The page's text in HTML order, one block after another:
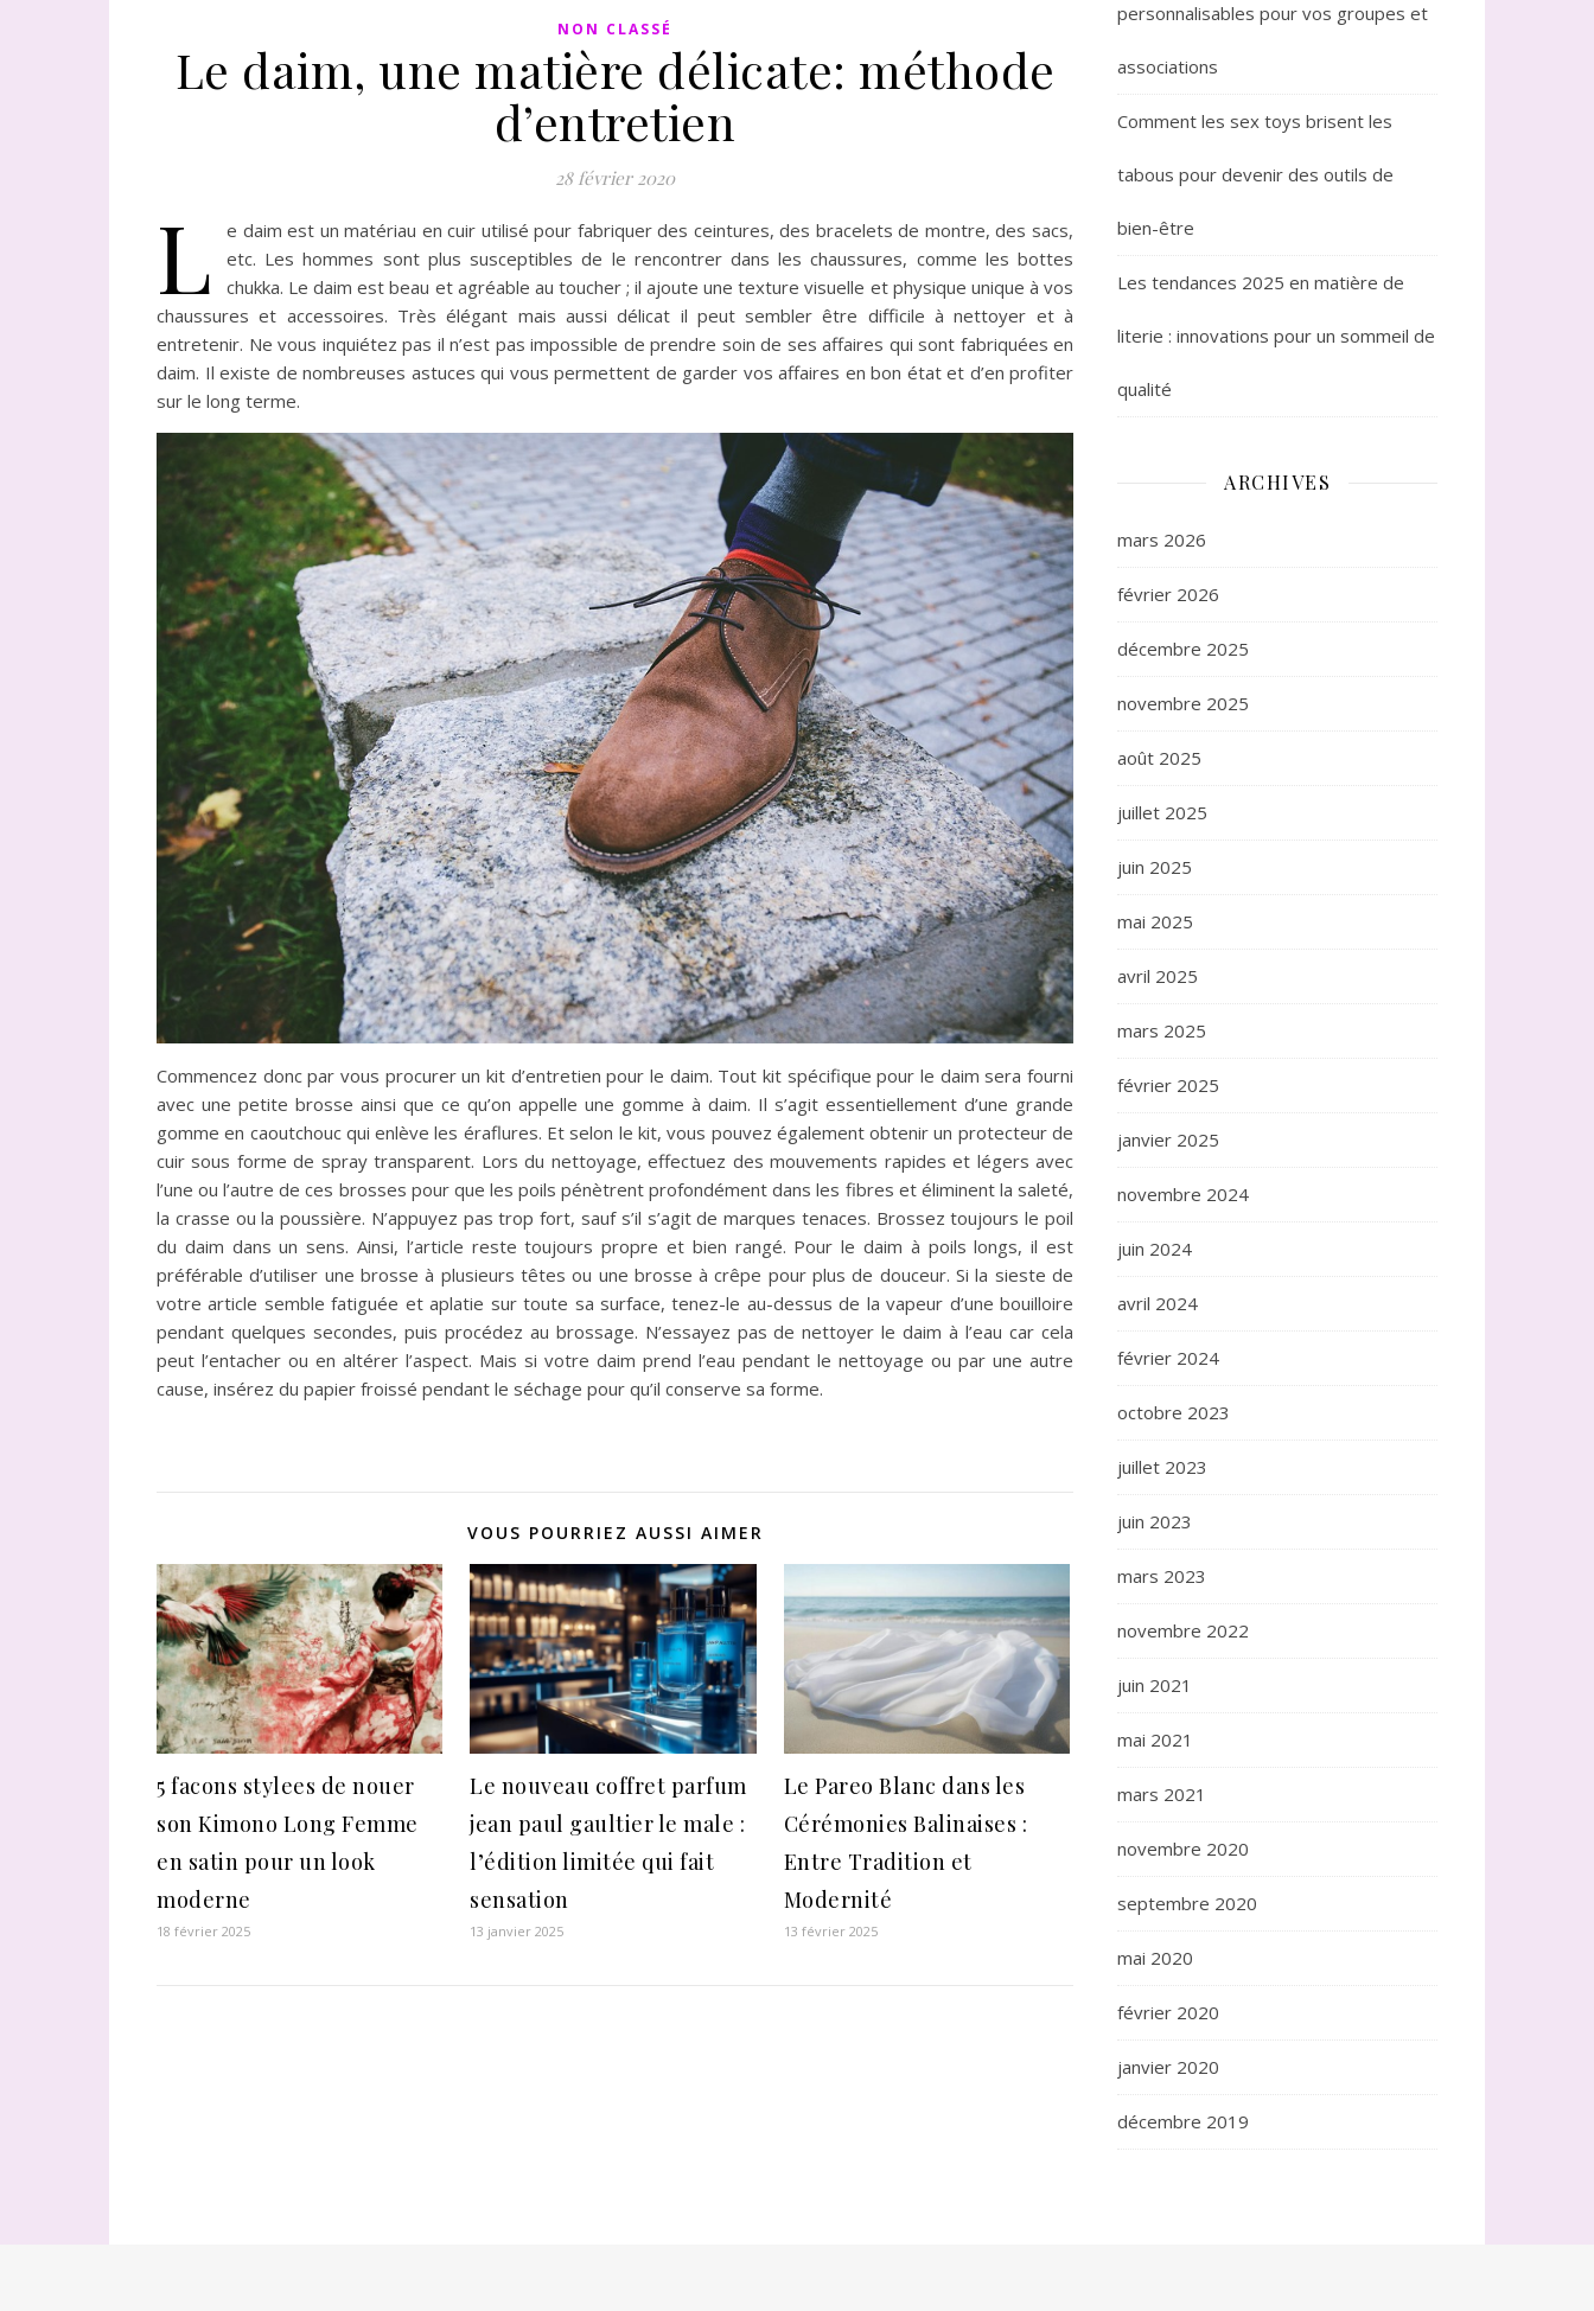
NON CLASSÉ
Le daim, une matière délicate: méthode
d’entretien
28 février 2020
L
e daim est un matériau en cuir utilisé pour fabriquer des ceintures, des bracelets de montre, des sacs,
etc. Les hommes sont plus susceptibles de le rencontrer dans les chaussures, comme les bottes
chukka. Le daim est beau et agréable au toucher ; il ajoute une texture visuelle et physique unique à vos
chaussures et accessoires. Très élégant mais aussi délicat il peut sembler être difficile à nettoyer et à
entretenir. Ne vous inquiétez pas il n’est pas impossible de prendre soin de ses affaires qui sont fabriquées en
daim. Il existe de nombreuses astuces qui vous permettent de garder vos affaires en bon état et d’en profiter
sur le long terme.
Commencez donc par vous procurer un kit d’entretien pour le daim. Tout kit spécifique pour le daim sera fourni
avec une petite brosse ainsi que ce qu’on appelle une gomme à daim. Il s’agit essentiellement d’une grande
gomme en caoutchouc qui enlève les éraflures. Et selon le kit, vous pouvez également obtenir un protecteur de
cuir sous forme de spray transparent. Lors du nettoyage, effectuez des mouvements rapides et légers avec
l’une ou l’autre de ces brosses pour que les poils pénètrent profondément dans les fibres et éliminent la saleté,
la crasse ou la poussière. N’appuyez pas trop fort, sauf s’il s’agit de marques tenaces. Brossez toujours le poil
du daim dans un sens. Ainsi, l’article reste toujours propre et bien rangé. Pour le daim à poils longs, il est
préférable d’utiliser une brosse à plusieurs têtes ou une brosse à crêpe pour plus de douceur. Si la sieste de
votre article semble fatiguée et aplatie sur toute sa surface, tenez-le au-dessus de la vapeur d’une bouilloire
pendant quelques secondes, puis procédez au brossage. N’essayez pas de nettoyer le daim à l’eau car cela
peut l’entacher ou en altérer l’aspect. Mais si votre daim prend l’eau pendant le nettoyage ou par une autre
cause, insérez du papier froissé pendant le séchage pour qu’il conserve sa forme.
VOUS POURRIEZ AUSSI AIMER
5 facons stylees de nouer
son Kimono Long Femme
en satin pour un look
moderne
18 février 2025
Le nouveau coffret parfum
jean paul gaultier le male :
l’édition limitée qui fait
sensation
13 janvier 2025
Le Pareo Blanc dans les
Cérémonies Balinaises :
Entre Tradition et
Modernité
13 février 2025
personnalisables pour vos groupes et
associations
Comment les sex toys brisent les
tabous pour devenir des outils de
bien-être
Les tendances 2025 en matière de
literie : innovations pour un sommeil de
qualité
ARCHIVES
mars 2026
février 2026
décembre 2025
novembre 2025
août 2025
juillet 2025
juin 2025
mai 2025
avril 2025
mars 2025
février 2025
janvier 2025
novembre 2024
juin 2024
avril 2024
février 2024
octobre 2023
juillet 2023
juin 2023
mars 2023
novembre 2022
juin 2021
mai 2021
mars 2021
novembre 2020
septembre 2020
mai 2020
février 2020
janvier 2020
décembre 2019